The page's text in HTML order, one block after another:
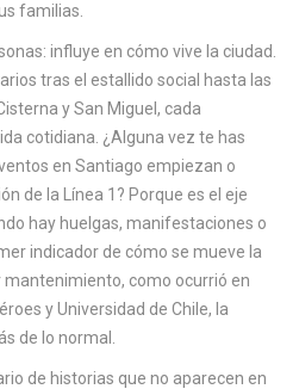
l
a
familias.
influye en cómo vive la ciudad.
tras el estallido social hasta las
y San Miguel, cada
cotidiana. ¿Alguna vez te has
en Santiago empiezan o
de la Línea 1? Porque es el eje
hay huelgas, manifestaciones o
indicador de cómo se mueve la
mantenimiento, como ocurrió en
y Universidad de Chile, la
de lo normal.
de historias que no aparecen en